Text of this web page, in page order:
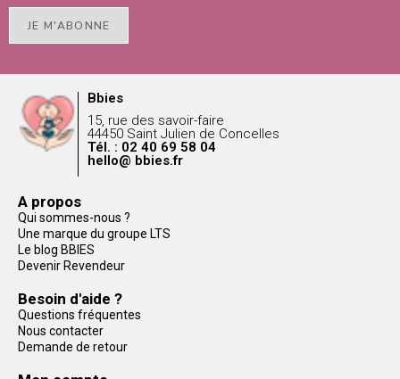
JE M'ABONNE
Bbies
15, rue des savoir-faire
44450 Saint Julien de Concelles
Tél. : 02 40 69 58 04
hello@ bbies.fr
A propos
Qui sommes-nous ?
Une marque du groupe LTS
Le blog BBIES
Devenir Revendeur
Besoin d'aide ?
Questions fréquentes
Nous contacter
Demande de retour